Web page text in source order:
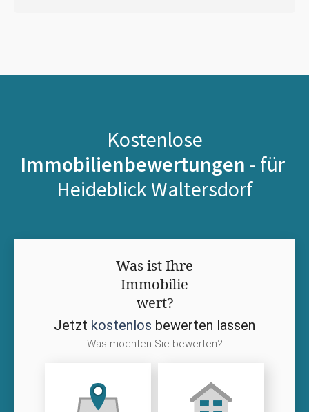
Kostenlose
Immobilienbewertungen - für
Heideblick Waltersdorf
Was ist Ihre
Immobilie
wert?
Jetzt kostenlos bewerten lassen
Was möchten Sie bewerten?